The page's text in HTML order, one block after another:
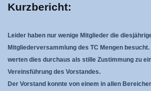
Kurzbericht:
Leider haben nur wenige Mitglieder die
Mitgliederversammlung des TC Mengen
werten dies durchaus als stille Zustimmung zu
Vereinsführung des Vorstandes.
Der Vorstand konnte von einem in allen